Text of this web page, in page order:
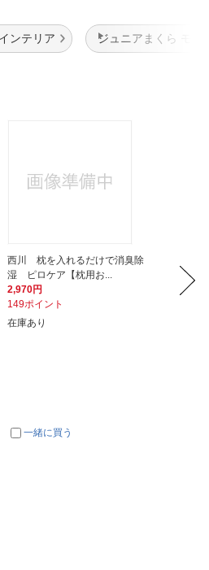
ンテリア ジュニアまくら モリ
西川 枕を入れるだけで消臭除
湿 ピロケア【枕用お...
2,970円
149ポイント
在庫あり
一緒に買う
ング
275円